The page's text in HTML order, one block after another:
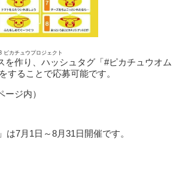
カチュウプロジェクト
作り、ハッシュタグ「#ピカチュウオム
することで応募可能です。
ージ内）
は7月1日～8月31日開催です。